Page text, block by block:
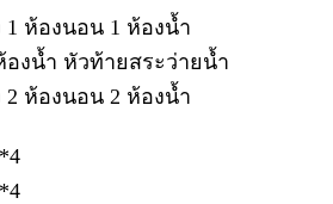
ห้องนอน 1 ห้องน้ำ
องน้ำ หัวท้ายสระว่ายน้ำ
ห้องนอน 2 ห้องน้ำ